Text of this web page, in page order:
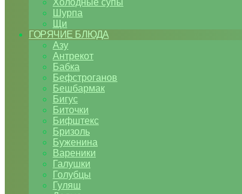
Холодные супы
Шурпа
Щи
ГОРЯЧИЕ БЛЮДА
Азу
Антрекот
Бабка
Бефстроганов
Бешбармак
Бигус
Биточки
Бифштекс
Бризоль
Буженина
Вареники
Галушки
Голубцы
Гуляш